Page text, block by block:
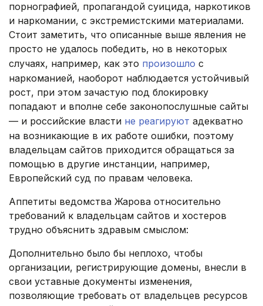
порнографией, пропагандой суицида, наркотиков
и наркомании, с экстремистскими материалами.
Стоит заметить, что описанные выше явления не
просто не удалось победить, но в некоторых
случаях, например, как это произошло с
наркоманией, наоборот наблюдается устойчивый
рост, при этом зачастую под блокировку
попадают и вполне себе законопослушные сайты
— и российские власти не реагируют адекватно
на возникающие в их работе ошибки, поэтому
владельцам сайтов приходится обращаться за
помощью в другие инстанции, например,
Европейский суд по правам человека.
Аппетиты ведомства Жарова относительно
требований к владельцам сайтов и хостеров
трудно объяснить здравым смыслом:
Дополнительно было бы неплохо, чтобы
организации, регистрирующие домены, внесли в
свои уставные документы изменения,
позволяющие требовать от владельцев ресурсов